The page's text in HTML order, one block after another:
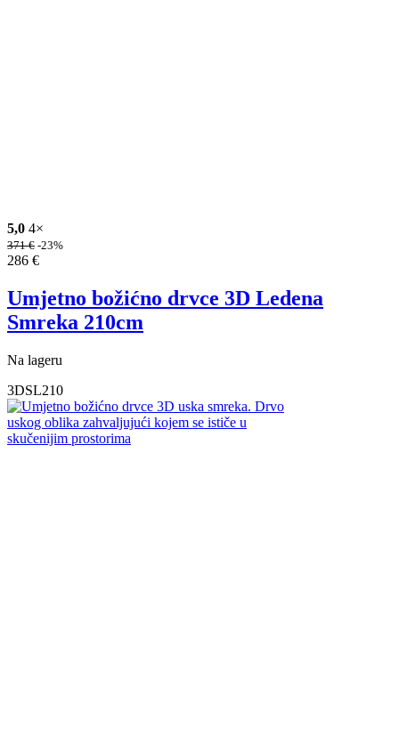
5,0 4×
371€ -23%
286 €
Umjetno božićno drvce 3D Ledena
Smreka 210cm
Na lageru
3DSL210